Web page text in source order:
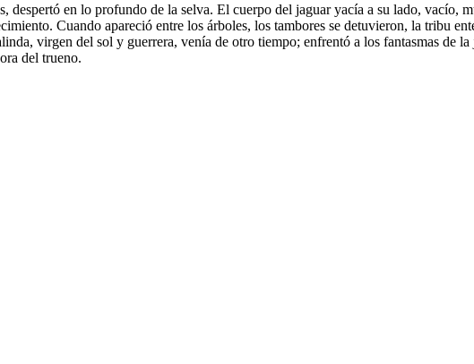
despertó en lo profundo de la selva. El cuerpo del jaguar yacía a su lado,
Cuando apareció entre los árboles, los tambores se detuvieron, la tribu
virgen del sol y guerrera, venía de otro tiempo; enfrentó a los fantasmas de
del trueno.